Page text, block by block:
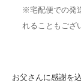
※宅配便での発
れることもござ
お父さんに感謝を